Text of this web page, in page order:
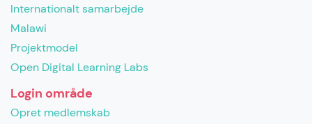
Internationalt samarbejde
Malawi
Projektmodel
Open Digital Learning Labs
Login område
Opret medlemskab